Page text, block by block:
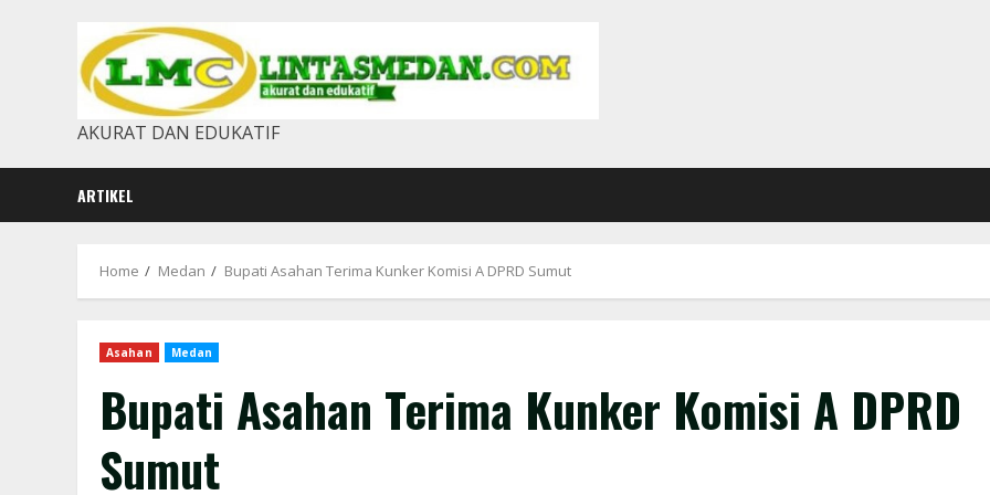
AKURAT DAN EDUKATIF
ARTIKEL
Home Medan Bupati Asahan Terima Kunker Komisi A DPRD Sumut
Asahan Medan
Bupati Asahan Terima Kunker Komisi A DPRD
Sumut